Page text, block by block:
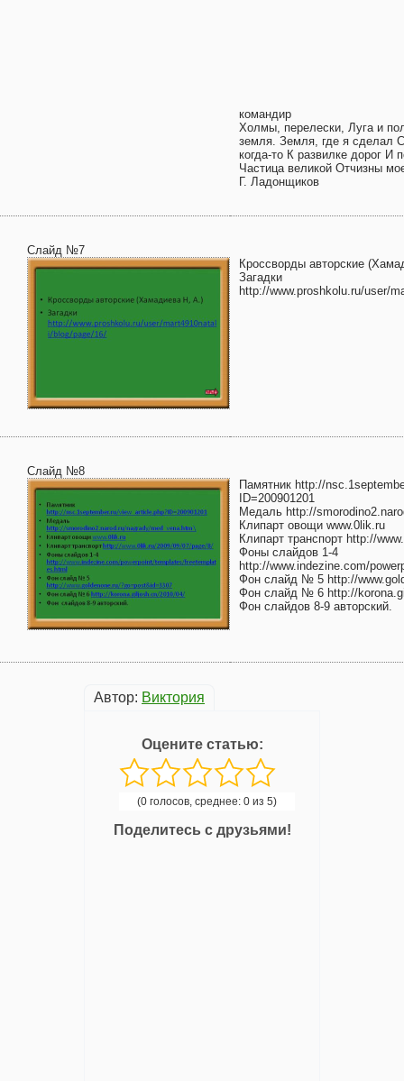
командир
Холмы, перелески, Луга и
земля. Земля, где я сделал
когда-то К развилке дорог И
Частица великой Отчизны
Г. Ладонщиков
Слайд №7
Кроссворды авторские
Загадки
http://www.proshkolu.ru/user/
Слайд №8
Памятник http://
ID=200901201
Медаль http://
Клипарт овощи www.0lik.ru
Клипарт транспорт http://
Фоны слайдов 1-4
http://www.indezine.com/
Фон слайд № 5 http://
Фон слайд № 6 http://
Фон слайдов 8-9 авторский.
Автор: Виктория
Оцените статью:
(0 голосов, среднее: 0 из 5)
Поделитесь с друзьями!